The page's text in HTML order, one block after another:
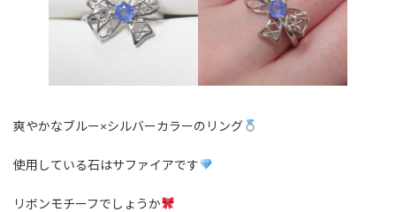
爽やかなブルー×シルバーカラーのリング
使用している石はサファイアです
リボンモチーフでしょうか